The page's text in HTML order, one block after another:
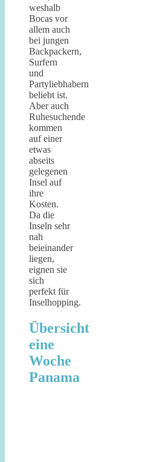
weshalb
Bocas vor
allem auch
bei jungen
Backpackern,
Surfern
und
Partyliebhabern
beliebt ist.
Aber auch
Ruhesuchende
kommen
auf einer
etwas
abseits
gelegenen
Insel auf
ihre
Kosten.
Da die
Inseln sehr
nah
beieinander
liegen,
eignen sie
sich
perfekt für
Inselhopping.
Übersicht
eine
Woche
Panama